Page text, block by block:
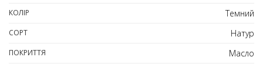
КОЛІР Темний
СОРТ Натур
ПОКРИТТЯ Масло